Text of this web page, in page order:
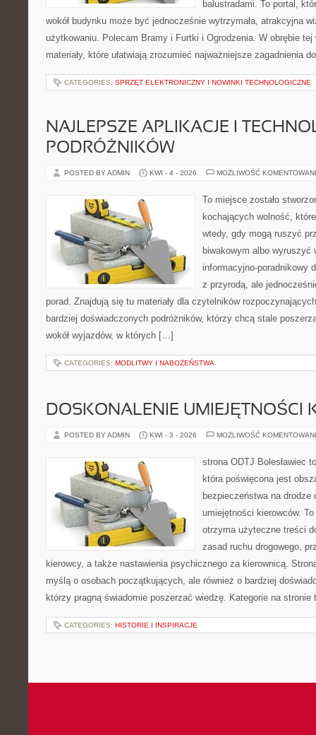
balustradami. To portal,
wokół budynku może być jednocześnie wytrzymała, atrakcyjna
użytkowaniu. Polecam Bramy i Furtki i Ogrodzenia. W obrębie tej
materiały, które ułatwiają zrozumieć najważniejsze zagadnienia
CATEGORIES: SPRZĘT ELEKTRONICZNY I NOWINKI TECHNOLOGICZNE
NAJLEPSZE APLIKACJE I
PODRÓŻNIKÓW
POSTED BY ADMIN KWI - 4 - 2026 MOŻLIWOŚĆ
To miejsce zostało
kochających wolność,
wtedy, gdy mogą ruszyć
biwakowym albo wyruszyć
informacyjno-poradnikowy
z przyrodą, ale
porad. Znajdują się tu materiały dla czytelników
bardziej doświadczonych podróżników, którzy chcą stale
wokół wyjazdów, w których […]
CATEGORIES: MODLITWY I NABOŻEŃSTWA
DOSKONALENIE UMIEJĘTNOŚCI
POSTED BY ADMIN KWI - 3 - 2026 MOŻLIWOŚĆ
strona ODTJ Bolesławiec
która poświęcona jest
bezpieczeństwa na drodze
umiejętności kierowców.
otrzyma użyteczne treści
zasad ruchu drogowego,
kierowcy, a także nastawienia psychicznego za kierownicą.
myślą o osobach początkujących, ale również o bardziej
którzy pragną świadomie poszerzać wiedzę. Kategorie na
CATEGORIES: HISTORIE I INSPIRACJE